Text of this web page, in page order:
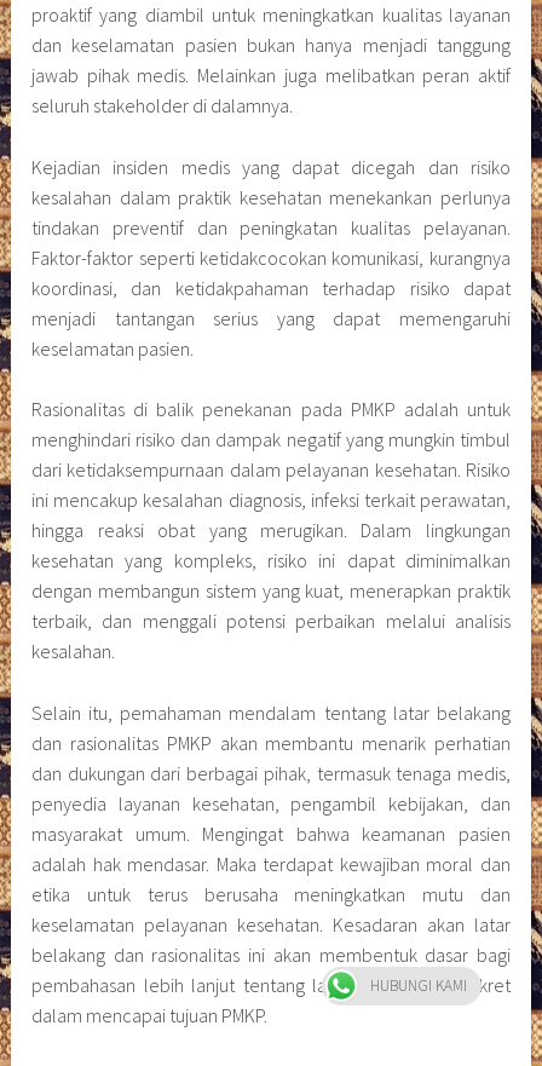
proaktif yang diambil untuk meningkatkan kualitas layanan
dan keselamatan pasien bukan hanya menjadi tanggung
jawab pihak medis. Melainkan juga melibatkan peran aktif
seluruh stakeholder di dalamnya.
Kejadian insiden medis yang dapat dicegah dan risiko
kesalahan dalam praktik kesehatan menekankan perlunya
tindakan preventif dan peningkatan kualitas pelayanan.
Faktor-faktor seperti ketidakcocokan komunikasi, kurangnya
koordinasi, dan ketidakpahaman terhadap risiko dapat
menjadi tantangan serius yang dapat memengaruhi
keselamatan pasien.
Rasionalitas di balik penekanan pada PMKP adalah untuk
menghindari risiko dan dampak negatif yang mungkin timbul
dari ketidaksempurnaan dalam pelayanan kesehatan. Risiko
ini mencakup kesalahan diagnosis, infeksi terkait perawatan,
hingga reaksi obat yang merugikan. Dalam lingkungan
kesehatan yang kompleks, risiko ini dapat diminimalkan
dengan membangun sistem yang kuat, menerapkan praktik
terbaik, dan menggali potensi perbaikan melalui analisis
kesalahan.
Selain itu, pemahaman mendalam tentang latar belakang
dan rasionalitas PMKP akan membantu menarik perhatian
dan dukungan dari berbagai pihak, termasuk tenaga medis,
penyedia layanan kesehatan, pengambil kebijakan, dan
masyarakat umum. Mengingat bahwa keamanan pasien
adalah hak mendasar. Maka terdapat kewajiban moral dan
etika untuk terus berusaha meningkatkan mutu dan
keselamatan pelayanan kesehatan. Kesadaran akan latar
belakang dan rasionalitas ini akan membentuk dasar bagi
pembahasan lebih lanjut tentang langkah-langkah konkret
dalam mencapai tujuan PMKP.
HUBUNGI KAMI